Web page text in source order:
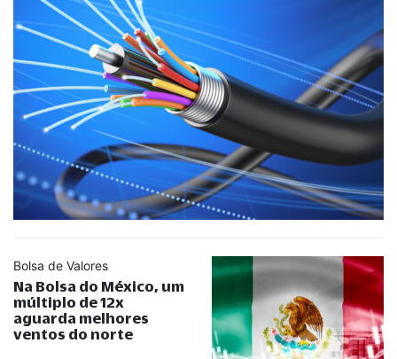
Bolsa de Valores
Na Bolsa do México, um
múltiplo de 12x
aguarda melhores
ventos do norte